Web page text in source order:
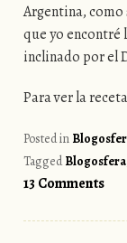
Argentina, como
que yo encontré
inclinado por el
Para ver la
Posted in
TaggedBlogosfera
13 Comments